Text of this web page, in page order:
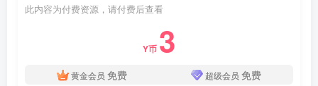
此内容为付费资源，请付费后查看
Y币 3
黄金会员 免费 超级会员 免费